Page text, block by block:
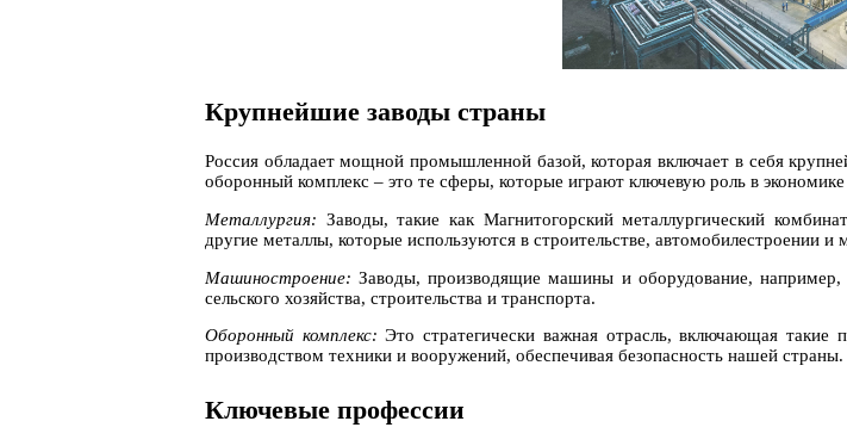
Крупнейшие заводы страны
Россия обладает мощной промышленной базой, которая включает в себя
оборонный комплекс – это те сферы, которые играют ключевую роль в
Металлургия: Заводы, такие как Магнитогорский металлургический
другие металлы, которые используются в строительстве, автомобилестроении и
Машиностроение: Заводы, производящие машины и оборудование,
сельского хозяйства, строительства и транспорта.
Оборонный комплекс: Это стратегически важная отрасль, включающая
производством техники и вооружений, обеспечивая безопасность нашей страны.
Ключевые профессии